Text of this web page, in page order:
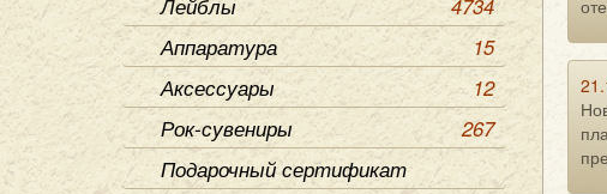
Лейблы
4734
Аппаратура
15
Аксессуары
12
Рок-сувениры
267
Подарочный сертификат